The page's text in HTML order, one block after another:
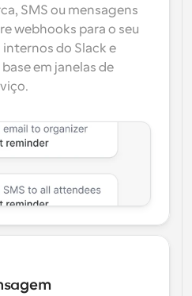
SMS ou mensagens
webhooks para o seu
internos do Slack e
em janelas de